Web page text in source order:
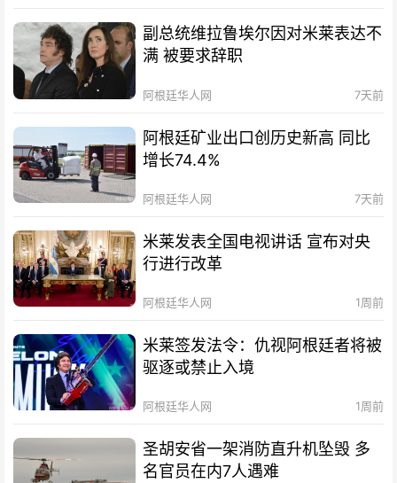
副总统维拉鲁埃尔因对米莱表达不
满 被要求辞职
阿根廷华人网 7天前
阿根廷矿业出口创历史新高 同比
增长74.4%
阿根廷华人网 7天前
米莱发表全国电视讲话 宣布对央
行进行改革
阿根廷华人网 1周前
米莱签发法令：仇视阿根廷者将被
驱逐或禁止入境
阿根廷华人网 1周前
圣胡安省一架消防直升机坠毁 多
名官员在内7人遇难